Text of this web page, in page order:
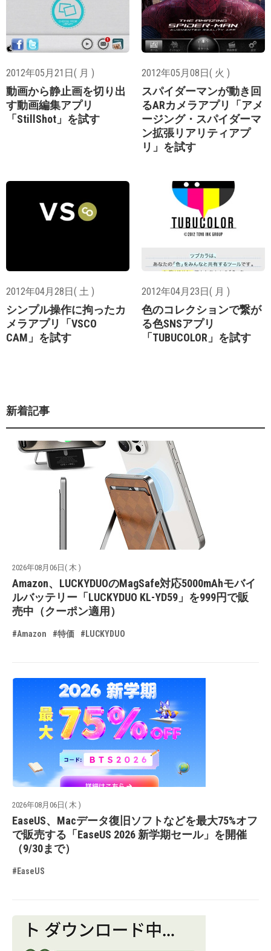
2012年05月21日( 月 )
動画から静止画を切り出
す動画編集アプリ
「StillShot」を試す
2012年05月08日( 火 )
スパイダーマンが動き回
るARカメラアプリ「アメ
ージング・スパイダーマ
ン拡張リアリティアプ
リ」を試す
2012年04月28日( 土 )
シンプル操作に拘ったカ
メラアプリ「VSCO
CAM」を試す
2012年04月23日( 月 )
色のコレクションで繋が
る色SNSアプリ
「TUBUCOLOR」を試す
新着記事
2026年08月06日( 木 )
Amazon、LUCKYDUOのMagSafe対応5000mAhモバイ
ルバッテリー「LUCKYDUO KL-YD59」を999円で販
売中（クーポン適用）
#Amazon #特価 #LUCKYDUO
2026年08月06日( 木 )
EaseUS、Macデータ復旧ソフトなどを最大75%オフ
で販売する「EaseUS 2026 新学期セール」を開催
（9/30まで）
#EaseUS